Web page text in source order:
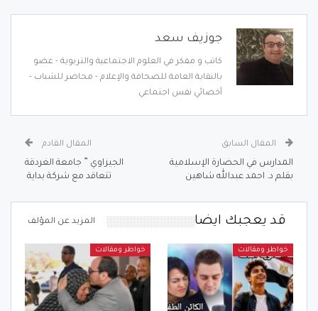
جوزيف سعد
كاتب و مفكر في العلوم الاجتماعية والتربوية - عضو
بالنقابة العامة للصحافة والإعلام - محاضر للشباب -
أخصائي نفس اجتماعي
المقال السابق
المدارس في الحضارة الإسلامية
بقلم د. احمد عبدالله شاهين
المقال القادم
الجيزاوي ” جامعة الغردقة
تتعاقد مع شركة بداية
قد يعجبك ايضا المزيد عن المؤلف
خواطر ومقالات خواطر ومقالات